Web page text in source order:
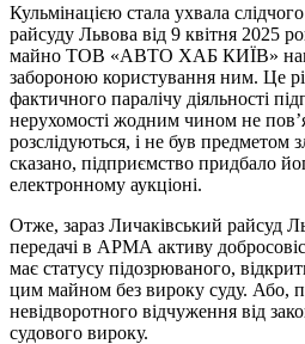
Кульмінацією стала ухвала
райсуду Львова від 9 квітня 2025
майно ТОВ «АВТО ХАБ КИЇВ»
забороною користування ним. Це
фактичного паралічу діяльності
нерухомості жодним чином не
розслідуються, і не був предметом
сказано, підприємство придбало
електронному аукціоні.
Отже, зараз Личаківський райсуд
передачі в АРМА активу
має статусу підозрюваного,
цим майном без вироку суду. Або,
невідворотного відчуження від
судового вироку.